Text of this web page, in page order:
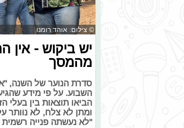
© צילום: אוהד רומנו
יש ביקוש - אין
מהמסך
סדרת הנוער של השנה,
השבוע. על פי מידע
הביאו תוצאות בין בעלי
ומתן לא צלח, לא נוותר
"לא נעשתה פנייה